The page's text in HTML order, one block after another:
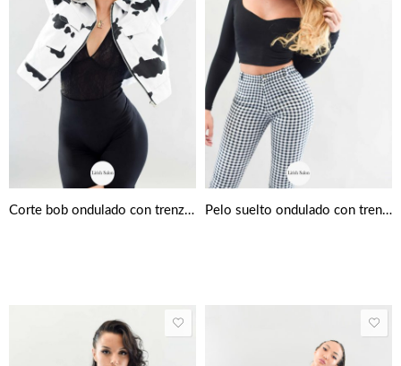
Corte bob ondulado con trenzas laterales Pelo suelto ondulado con trenzas centrales